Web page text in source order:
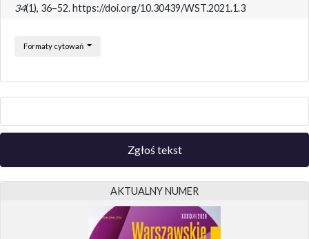
34(1), 36–52. https://doi.org/10.30439/WST.2021.1.3
Formaty cytowań
Zgłoś tekst
AKTUALNY NUMER